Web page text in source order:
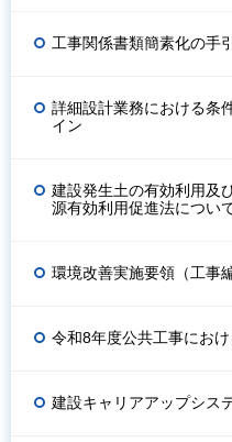
工事関係書類簡素化の手
詳細設計業務における条
イン
建設発生土の有効利用及
源有効利用促進法につい
環境改善実施要領（工事
令和8年度公共工事にお
建設キャリアアップシス